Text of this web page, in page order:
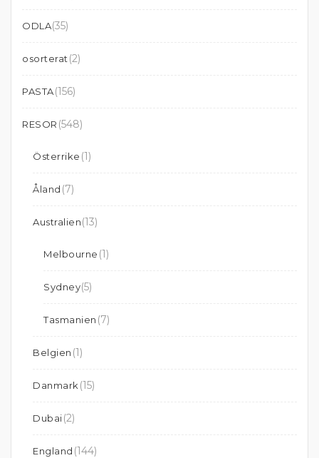
ODLA(35)
osorterat (2)
PASTA(156)
RESOR (548)
Österrike (1)
Åland (7)
Australien(13)
Melbourne (1)
Sydney(5)
Tasmanien (7)
Belgien (1)
Danmark (15)
Dubai(2)
England (144)